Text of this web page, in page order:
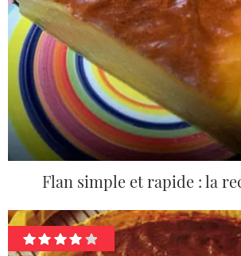
Flan simple et rapide : la